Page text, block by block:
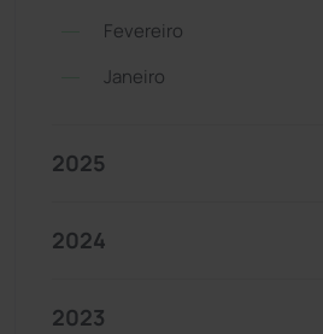
Fevereiro
Janeiro
2025
2024
2023